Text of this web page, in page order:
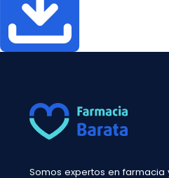
Somos expertos en farmacia